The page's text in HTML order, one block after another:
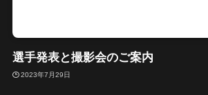
選手発表と撮影会のご案内
2023年7月29日